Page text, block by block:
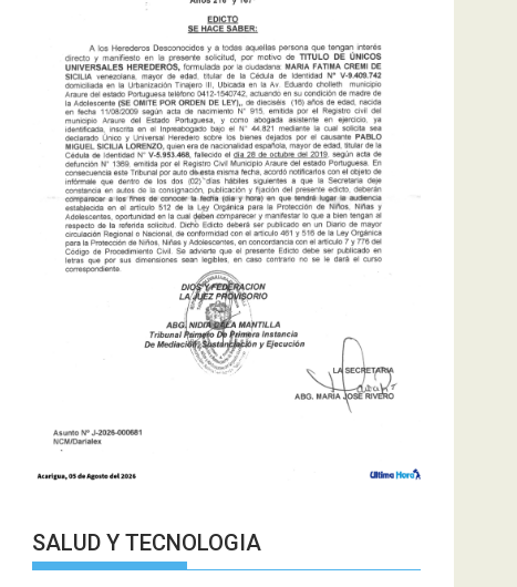
SALUD Y TECNOLOGIA